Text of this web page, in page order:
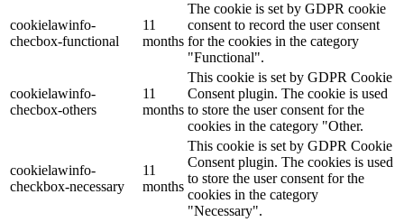
cookielawinfo-
checbox-functional
11
months
The cookie is set by GDPR cookie
consent to record the user consent
for the cookies in the category
"Functional".
cookielawinfo-
checbox-others
11
months
This cookie is set by GDPR Cookie
Consent plugin. The cookie is used
to store the user consent for the
cookies in the category "Other.
cookielawinfo-
checkbox-necessary
11
months
This cookie is set by GDPR Cookie
Consent plugin. The cookies is used
to store the user consent for the
cookies in the category
"Necessary".